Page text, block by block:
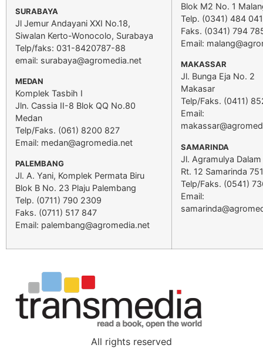
SURABAYA
Jl Jemur Andayani XXI No.18,
Siwalan Kerto-Wonocolo, Surabaya
Telp/faks: 031-8420787-88
email: surabaya@agromedia.net
MEDAN
Komplek Tasbih I
Jln. Cassia II-8 Blok QQ No.80
Medan
Telp/Faks. (061) 8200 827
Email: medan@agromedia.net
PALEMBANG
Jl. A. Yani, Komplek Permata Biru
Blok B No. 23 Plaju Palembang
Telp. (0711) 790 2309
Faks. (0711) 517 847
Email: palembang@agromedia.net
Blok M2 No. 1
Telp. (0341) 484 041
Faks. (0341) 794
Email:
MAKASSAR
Jl. Bunga Eja No. 2
Makasar
Telp/Faks. (0411)
Email:
SAMARINDA
Jl. Agramulya
Rt. 12 Samarinda
Telp/Faks. (0541)
Email:
All rights reserved